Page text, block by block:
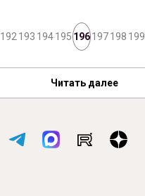
192 193 194 195196 197 198 199
Читать далее